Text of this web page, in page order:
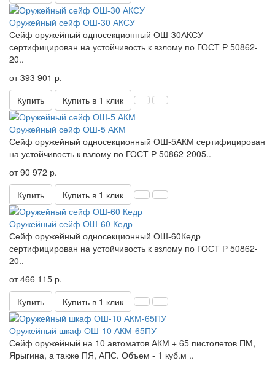
Оружейный сейф ОШ-30 АКСУ
Сейф оружейный односекционный ОШ-30АКСУ
сертифицирован на устойчивость к взлому по ГОСТ Р 50862-
20..
от 393 901 р.
Купить
Купить в 1 клик
Оружейный сейф ОШ-5 АКМ
Сейф оружейный односекционный ОШ-5АКМ сертифицирован
на устойчивость к взлому по ГОСТ Р 50862-2005..
от 90 972 р.
Купить
Купить в 1 клик
Оружейный сейф ОШ-60 Кедр
Сейф оружейный односекционный ОШ-60Кедр
сертифицирован на устойчивость к взлому по ГОСТ Р 50862-
20..
от 466 115 р.
Купить
Купить в 1 клик
Оружейный шкаф ОШ-10 АКМ-65ПУ
Сейф оружейный на 10 автоматов АКМ + 65 пистолетов ПМ,
Ярыгина, а также ПЯ, АПС. Объем - 1 куб.м ..